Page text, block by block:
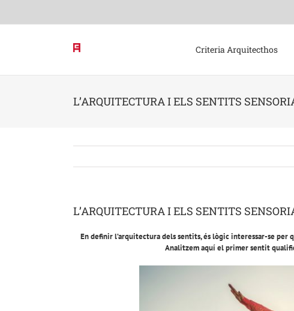
content
Criteria Arquitecthos
L’ARQUITECTURA I ELS SENTITS
L’ARQUITECTURA I ELS SENTITS
En definir l’arquitectura dels sentits, és lògic interessar-se per
Analitzem aquí el primer sentit